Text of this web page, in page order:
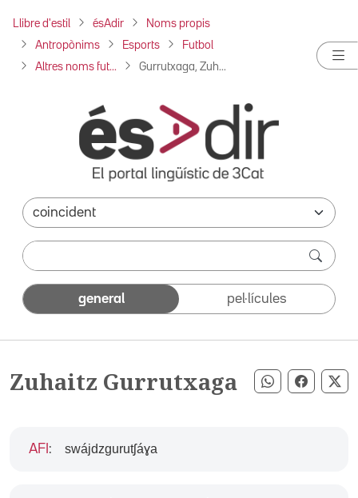
Llibre d'estil ésAdir Noms propis
Antropònims Esports Futbol
Altres noms fut... Gurrutxaga, Zuh...
general pel·lícules
Zuhaitz Gurrutxaga Compartir
AFI : swájdzgurutʃáɣa